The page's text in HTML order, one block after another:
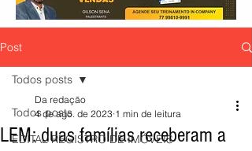
Post
Todos posts
EDITAL REGISTRO DE IMÓVEIS
Todos posts
LEM: duas famílias receberam a
Da redação
4 de ago. de 2023 1 min de leitura